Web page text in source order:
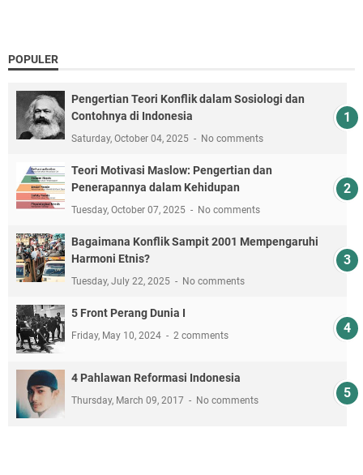
POPULER
Pengertian Teori Konflik dalam Sosiologi dan
Contohnya di Indonesia
Saturday, October 04, 2025 No comments
Teori Motivasi Maslow: Pengertian dan
Penerapannya dalam Kehidupan
Tuesday, October 07, 2025 No comments
Bagaimana Konflik Sampit 2001 Mempengaruhi
Harmoni Etnis?
Tuesday, July 22, 2025 No comments
5 Front Perang Dunia I
Friday, May 10, 2024 2 comments
4 Pahlawan Reformasi Indonesia
Thursday, March 09, 2017 No comments